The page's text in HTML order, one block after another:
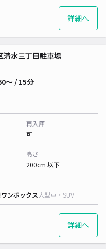
詳細へ
清水三丁目駐車場
〜 / 15分
再入庫
可
高さ
200cm 以下
ワンボックス大型車・SUV
詳細へ